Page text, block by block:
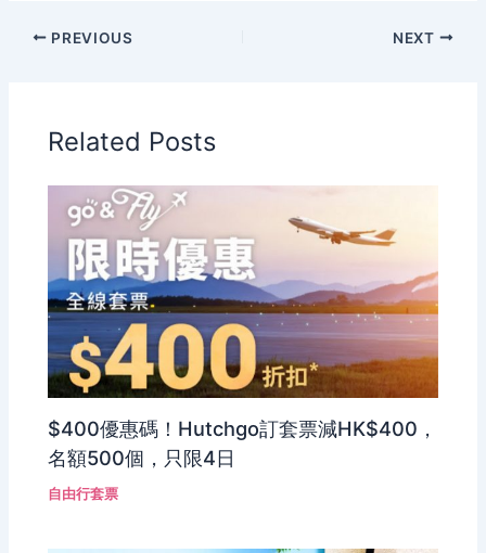
PREVIOUS NEXT
Related Posts
$400優惠碼！Hutchgo訂套票減HK$400，
名額500個，只限4日
自由行套票